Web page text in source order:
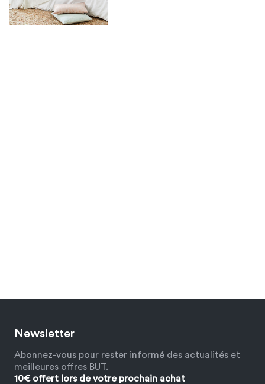
Newsletter
Abonnez-vous pour rester informé des actualités et
meilleures offres BUT.
10€ offert lors de votre prochain achat